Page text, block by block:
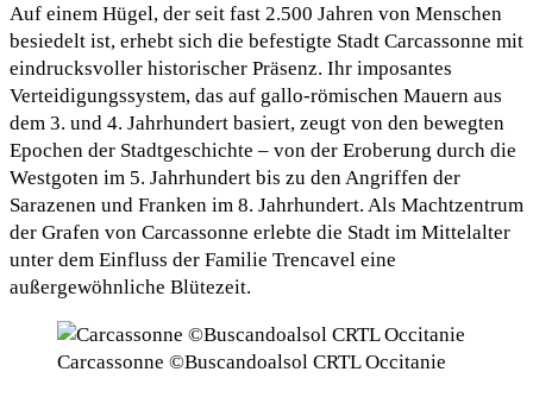
Auf einem Hügel, der seit fast 2.500 Jahren von Menschen
besiedelt ist, erhebt sich die befestigte Stadt Carcassonne mit
eindrucksvoller historischer Präsenz. Ihr imposantes
Verteidigungssystem, das auf gallo-römischen Mauern aus
dem 3. und 4. Jahrhundert basiert, zeugt von den bewegten
Epochen der Stadtgeschichte – von der Eroberung durch die
Westgoten im 5. Jahrhundert bis zu den Angriffen der
Sarazenen und Franken im 8. Jahrhundert. Als Machtzentrum
der Grafen von Carcassonne erlebte die Stadt im Mittelalter
unter dem Einfluss der Familie Trencavel eine
außergewöhnliche Blütezeit.
Carcassonne ©Buscandoalsol CRTL Occitanie